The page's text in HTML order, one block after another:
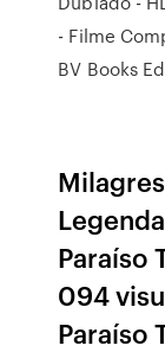
- Filme
BV Books
Paraíso
094
Paraíso